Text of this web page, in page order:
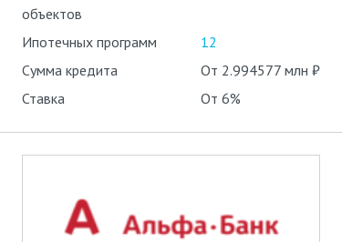
объектов
Ипотечных программ
12
Сумма кредита
От 2.994577 млн ₽
Ставка
От 6%